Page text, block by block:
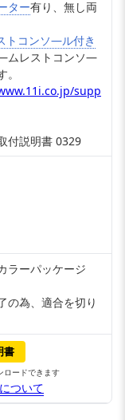
ター有り、無し両
トコンソ―ル付き
ムレストコンソ―
supp
付説明書 0329
ラーパッケージ
為、適合を切り
書
ロードできます
ついて